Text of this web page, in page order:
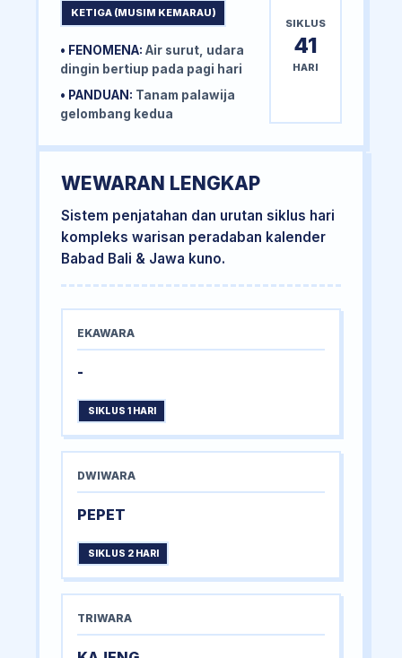
KETIGA (MUSIM KEMARAU)
• FENOMENA: Air surut, udara
dingin bertiup pada pagi hari
• PANDUAN: Tanam palawija
gelombang kedua
SIKLUS
41
HARI
WEWARAN LENGKAP
Sistem penjatahan dan urutan siklus hari
kompleks warisan peradaban kalender
Babad Bali & Jawa kuno.
EKAWARA
-
SIKLUS 1 HARI
DWIWARA
PEPET
SIKLUS 2 HARI
TRIWARA